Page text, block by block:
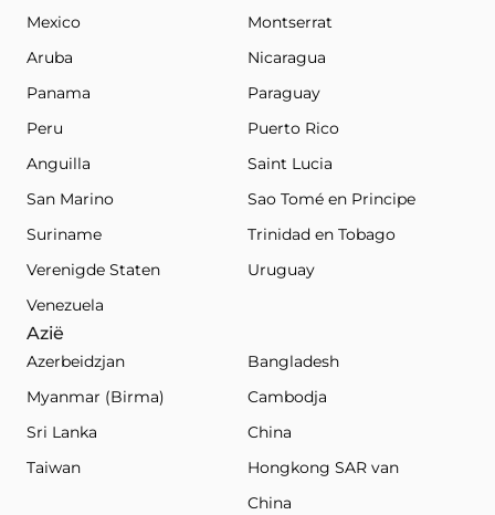
Mexico
Montserrat
Aruba
Nicaragua
Panama
Paraguay
Peru
Puerto Rico
Anguilla
Saint Lucia
San Marino
Sao Tomé en Principe
Suriname
Trinidad en Tobago
Verenigde Staten
Uruguay
Venezuela
Azië
Azerbeidzjan
Bangladesh
Myanmar (Birma)
Cambodja
Sri Lanka
China
Taiwan
Hongkong SAR van
China